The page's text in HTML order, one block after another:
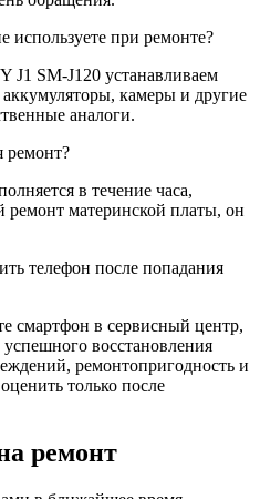
при ремонте?
SM-J120 устанавливаем
камеры и другие
аналоги.
ремонт?
в течение часа,
материнской платы, он
телефон после попадания
смартфон в сервисный центр,
восстановления
ремонтопригодность и
только после
ремонт